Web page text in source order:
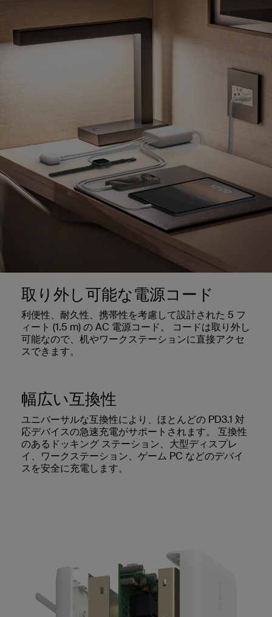
取り外し可能な電源コード
利便性、耐久性、携帯性を考慮して設計された 5 フ
ィート (1.5 m) の AC 電源コード。 コードは取り外し
可能なので、机やワークステーションに直接アクセ
スできます。
幅広い互換性
ユニバーサルな互換性により、ほとんどの PD3.1 対
応デバイスの急速充電がサポートされます。 互換性
のあるドッキング ステーション、大型ディスプレ
イ、ワークステーション、ゲーム PC などのデバイ
スを安全に充電します。